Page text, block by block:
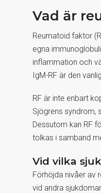
Vad är
Reumatoid faktor
egna
inflammation och
IgM-RF är den
RF är inte enbart
Sjögrens syndrom,
Dessutom kan RF
tolkas i samband
Vid vilka
Förhöjda nivåer av
vid andra